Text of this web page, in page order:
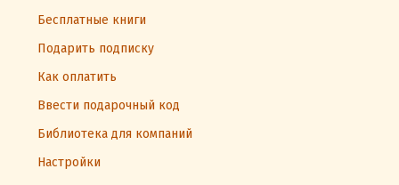
Бесплатные книги
Подарить подписку
Как оплатить
Ввести подарочный код
Библиотека для компаний
Настройки